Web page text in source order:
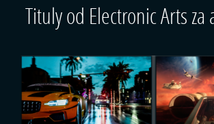
Tituly od Electronic Arts za